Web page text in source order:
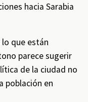
hacia Sarabia
que están
parece sugerir
de la ciudad no
población en